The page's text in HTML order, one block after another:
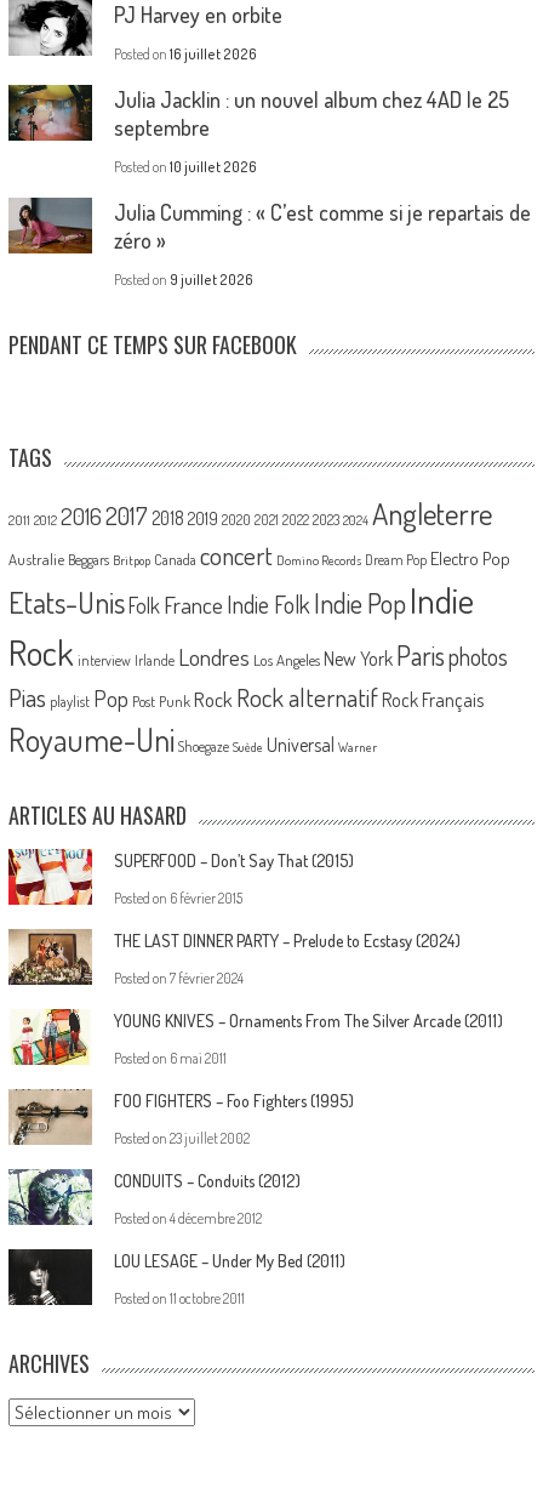
PJ Harvey en orbite
Posted on 16 juillet 2026
Julia Jacklin : un nouvel album chez 4AD le 25
septembre
Posted on 10 juillet 2026
Julia Cumming : « C’est comme si je repartais de
zéro »
Posted on 9 juillet 2026
PENDANT CE TEMPS SUR FACEBOOK
TAGS
2011 2012 20162017 2018 2019 2020 2021 2022 2023 2024 Angleterre
Australie Beggars Britpop Canada concert Domino Records Dream Pop Electro Pop
Etats-UnisFolk France Indie FolkIndie PopIndie
Rock interview Irlande Londres Los Angeles New York Parisphotos
Pias playlist Pop Post Punk Rock Rock alternatif Rock Français
Royaume-Uni Shoegaze Suède Universal Warner
ARTICLES AU HASARD
SUPERFOOD – Don’t Say That (2015)
Posted on 6 février 2015
THE LAST DINNER PARTY – Prelude to Ecstasy (2024)
Posted on 7 février 2024
YOUNG KNIVES – Ornaments From The Silver Arcade (2011)
Posted on 6 mai 2011
FOO FIGHTERS – Foo Fighters (1995)
Posted on 23 juillet 2002
CONDUITS – Conduits (2012)
Posted on 4 décembre 2012
LOU LESAGE – Under My Bed (2011)
Posted on 11 octobre 2011
ARCHIVES
Archives